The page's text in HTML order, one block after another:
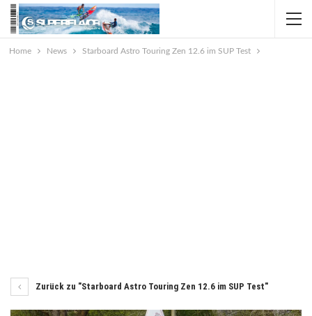
Home News Starboard Astro Touring Zen 12.6 im SUP Test
Zurück zu "Starboard Astro Touring Zen 12.6 im SUP Test"